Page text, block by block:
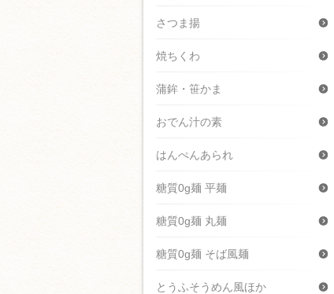
さつま揚
焼ちくわ
蒲鉾・笹かま
おでん汁の素
はんぺんあられ
糖質0g麺 平麺
糖質0g麺 丸麺
糖質0g麺 そば風麺
とうふそうめん風ほか